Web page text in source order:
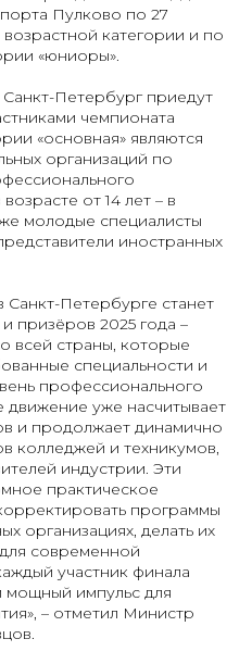
Пулково по 27
категории и по
«юниоры».
Петербург приедут
чемпионата
«основная» являются
организаций по
от 14 лет – в
молодые специалисты
иностранных
Петербурге станет
призёров 2025 года –
всей страны, которые
специальности и
профессионального
движение уже насчитывает
и продолжает динамично
колледжей и техникумов,
индустрии. Эти
практическое
программы
организациях, делать их
современной
участник финала
мощный импульс для
– отметил Министр